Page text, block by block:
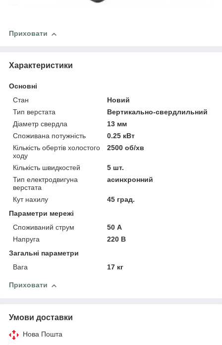
Приховати
Характеристики
Основні
Стан
Новий
Тип верстата
Вертикально-свердлильний
Діаметр свердла
13 мм
Споживана потужність
0.25 кВт
Кількість обертів холостого
ходу
2500 об/хв
Кількість швидкостей
5 шт.
Тип електродвигуна
верстата
асинхронний
Кут нахилу
45 град.
Параметри мережі
Споживаний струм
50 А
Напруга
220 В
Загальні параметри
Вага
17 кг
Приховати
Умови доставки
Нова Пошта